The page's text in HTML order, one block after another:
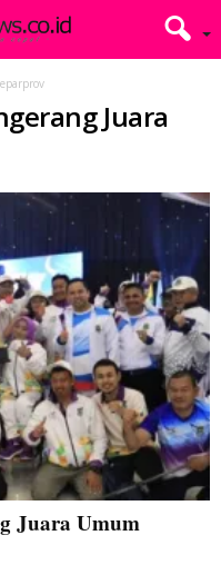
Juara
Juara Umum